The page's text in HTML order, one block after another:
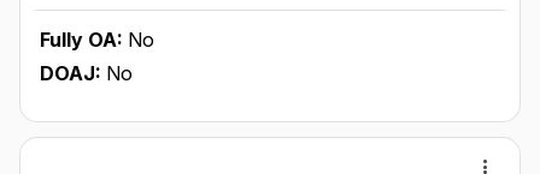
Fully OA: No
DOAJ: No